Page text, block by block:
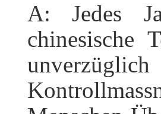
A: Jedes
chinesische